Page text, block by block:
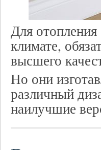
Для
климате,
высшего
Но они
различный
наилучшие